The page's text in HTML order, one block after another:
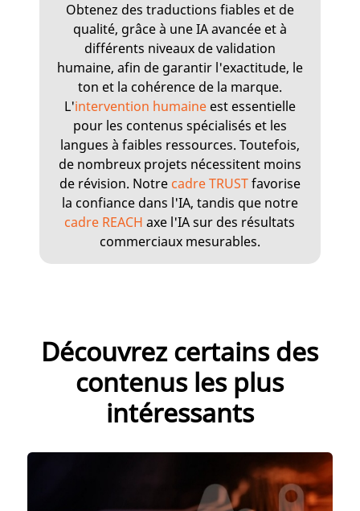
Obtenez des traductions fiables et de
qualité, grâce à une IA avancée et à
différents niveaux de validation
humaine, afin de garantir l'exactitude, le
ton et la cohérence de la marque.
L'intervention humaineest essentielle
pour les contenus spécialisés et les
langues à faibles ressources. Toutefois,
de nombreux projets nécessitent moins
de révision. Notre cadre TRUSTfavorise
la confiance dans l'IA, tandis que notre
cadre REACH axe l'IA sur des résultats
commerciaux mesurables.
Découvrez certains des
contenus les plus
intéressants